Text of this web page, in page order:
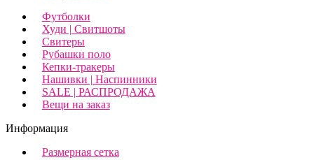
Футболки
Худи | Свитшоты
Свитеры
Рубашки поло
Кепки-тракеры
Нашивки | Наспинники
SALE | РАСПРОДАЖА
Вещи на заказ
Информация
Размерная сетка